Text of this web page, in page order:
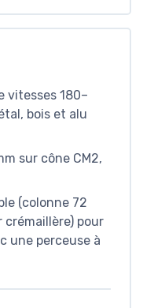
vitesses 180–
bois et alu
sur cône CM2,
(colonne 72
crémaillère) pour
une perceuse à